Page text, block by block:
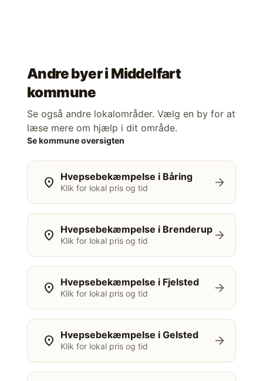
Andre byer i Middelfart
kommune
Se også andre lokalområder. Vælg en by for at
læse mere om hjælp i dit område.
Se kommune oversigten
location_on Hvepsebekæmpelse i Båring
Klik for lokal pris og tid arrow_forward
location_on Hvepsebekæmpelse i Brenderup
Klik for lokal pris og tid arrow_forward
location_on Hvepsebekæmpelse i Fjelsted
Klik for lokal pris og tid arrow_forward
location_on Hvepsebekæmpelse i Gelsted
Klik for lokal pris og tid arrow_forward